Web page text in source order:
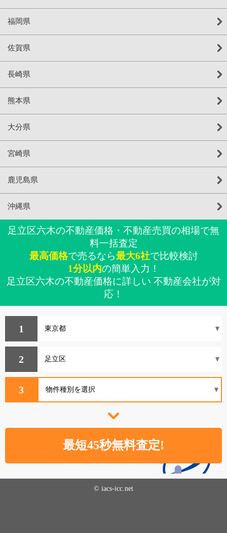
福岡県
佐賀県
長崎県
熊本県
大分県
宮崎県
鹿児島県
沖縄県
足立区六木の不動産価格・不動産売買の相場で無
料一括査定
最高価格で売るなら最大6社で比較検討
1分以内の簡単入力！
足立区六木の不動産価格に詳しい 不動産会社が対
応！
1
2
3
© iacs-icc.net